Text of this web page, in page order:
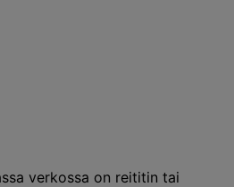
verkossa on reititin tai